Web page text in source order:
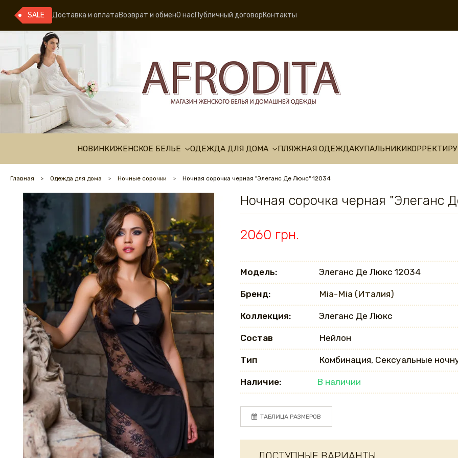
SALE Доставка и оплатаВозврат и обменО насПубличный договорКонтакты
НОВИНКИЖЕНСКОЕ БЕЛЬЕ ОДЕЖДА ДЛЯ ДОМА ПЛЯЖНАЯ ОДЕЖДАКУПАЛЬНИКИ
Главная Одежда для дома Ночные сорочки Ночная сорочка черная "Элеганс Де Люкс" 12034
Ночная сорочка черная "Элеганс
2060 грн.
Модель: Элеганс Де Люкс 12034
Бренд: Mia-Mia (Италия)
Коллекция: Элеганс Де Люкс
Состав Нейлон
Тип Комбинация, Сексуальные
Наличие: В наличии
ТАБЛИЦА РАЗМЕРОВ